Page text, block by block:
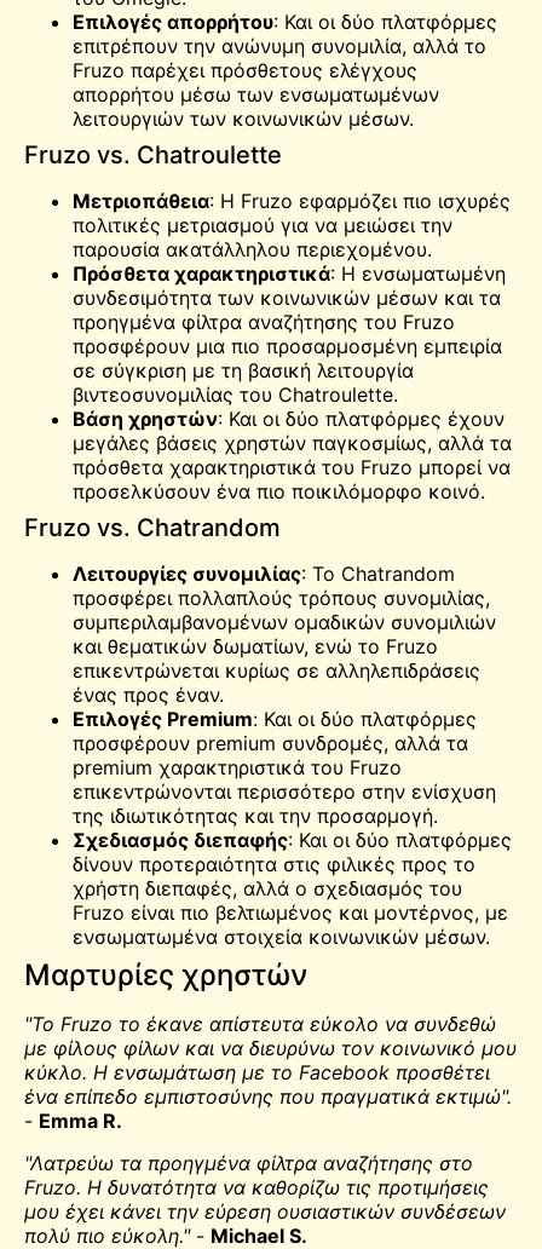
Επιλογές απορρήτου: Και οι δύο πλατφόρμες
επιτρέπουν την ανώνυμη συνομιλία, αλλά το
Fruzo παρέχει πρόσθετους ελέγχους
απορρήτου μέσω των ενσωματωμένων
λειτουργιών των κοινωνικών μέσων.
Fruzo vs. Chatroulette
Μετριοπάθεια: Η Fruzo εφαρμόζει πιο ισχυρές
πολιτικές μετριασμού για να μειώσει την
παρουσία ακατάλληλου περιεχομένου.
Πρόσθετα χαρακτηριστικά: Η ενσωματωμένη
συνδεσιμότητα των κοινωνικών μέσων και τα
προηγμένα φίλτρα αναζήτησης του Fruzo
προσφέρουν μια πιο προσαρμοσμένη εμπειρία
σε σύγκριση με τη βασική λειτουργία
βιντεοσυνομιλίας του Chatroulette.
Βάση χρηστών: Και οι δύο πλατφόρμες έχουν
μεγάλες βάσεις χρηστών παγκοσμίως, αλλά τα
πρόσθετα χαρακτηριστικά του Fruzo μπορεί να
προσελκύσουν ένα πιο ποικιλόμορφο κοινό.
Fruzo vs. Chatrandom
Λειτουργίες συνομιλίας: Το Chatrandom
προσφέρει πολλαπλούς τρόπους συνομιλίας,
συμπεριλαμβανομένων ομαδικών συνομιλιών
και θεματικών δωματίων, ενώ το Fruzo
επικεντρώνεται κυρίως σε αλληλεπιδράσεις
ένας προς έναν.
Επιλογές Premium: Και οι δύο πλατφόρμες
προσφέρουν premium συνδρομές, αλλά τα
premium χαρακτηριστικά του Fruzo
επικεντρώνονται περισσότερο στην ενίσχυση
της ιδιωτικότητας και την προσαρμογή.
Σχεδιασμός διεπαφής: Και οι δύο πλατφόρμες
δίνουν προτεραιότητα στις φιλικές προς το
χρήστη διεπαφές, αλλά ο σχεδιασμός του
Fruzo είναι πιο βελτιωμένος και μοντέρνος, με
ενσωματωμένα στοιχεία κοινωνικών μέσων.
Μαρτυρίες χρηστών
"Το Fruzo το έκανε απίστευτα εύκολο να συνδεθώ
με φίλους φίλων και να διευρύνω τον κοινωνικό μου
κύκλο. Η ενσωμάτωση με το Facebook προσθέτει
ένα επίπεδο εμπιστοσύνης που πραγματικά εκτιμώ".
- Emma R.
"Λατρεύω τα προηγμένα φίλτρα αναζήτησης στο
Fruzo. Η δυνατότητα να καθορίζω τις προτιμήσεις
μου έχει κάνει την εύρεση ουσιαστικών συνδέσεων
πολύ πιο εύκολη."- Michael S.